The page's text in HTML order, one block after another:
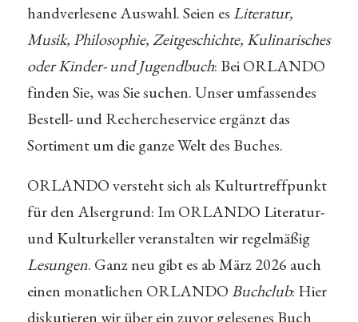
handverlesene Auswahl. Seien esLiteratur,
Musik, Philosophie, Zeitgeschichte, Kulinarisches
oder Kinder- und Jugendbuch: Bei ORLANDO
finden Sie, was Sie suchen. Unser umfassendes
Bestell- und Rechercheservice ergänzt das
Sortiment um die ganze Welt des Buches.
ORLANDO versteht sich als Kulturtreffpunkt
für den Alsergrund: Im ORLANDO Literatur-
und Kulturkeller veranstalten wir regelmäßig
Lesungen. Ganz neu gibt es ab März 2026 auch
einen monatlichen ORLANDOBuchclub: Hier
diskutieren wir über ein zuvor gelesenes Buch